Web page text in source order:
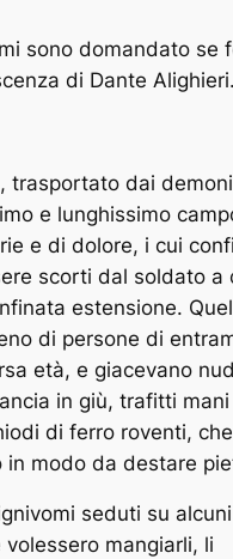
sono domandato se
di Dante Alighieri.
trasportato dai
e lunghissimo
e di dolore, i cui
scorti dal soldato a
estensione. Quel
di persone di
età, e giacevano
in giù, trafitti
di ferro roventi,
modo da destare
seduti su
volessero mangiarli, li